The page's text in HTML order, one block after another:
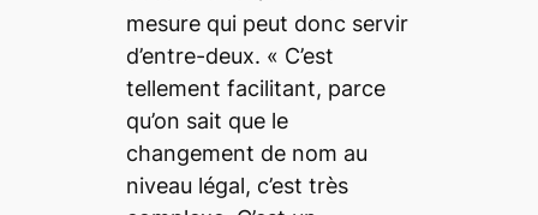
mesure qui peut donc servir
d’entre-deux. « C’est
tellement facilitant, parce
qu’on sait que le
changement de nom au
niveau légal, c’est très